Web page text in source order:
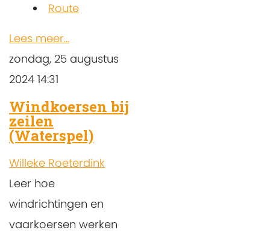
Route
Lees meer...
zondag, 25 augustus
2024 14:31
Windkoersen bij
zeilen
(Waterspel)
Willeke Roeterdink
Leer hoe
windrichtingen en
vaarkoersen werken